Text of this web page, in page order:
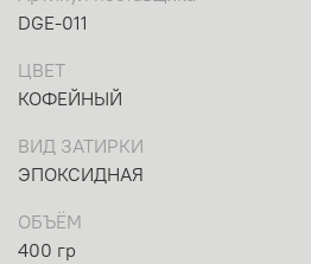
DGE-011
ЦВЕТ
КОФЕЙНЫЙ
ВИД ЗАТИРКИ
ЭПОКСИДНАЯ
ОБЪЁМ
400 гр